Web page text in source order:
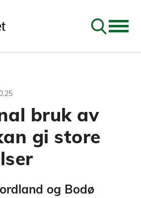
Søk
bruk av
gi store
og Bodø